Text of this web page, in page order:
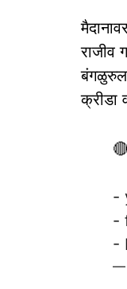
राजीव
क्रीडा
-
-
-
—